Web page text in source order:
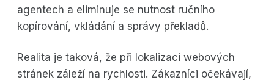
agentech a eliminuje se nutnost ručního
kopírování, vkládání a správy překladů.
Realita je taková, že při lokalizaci webových
stránek záleží na rychlosti. Zákazníci očekávají,